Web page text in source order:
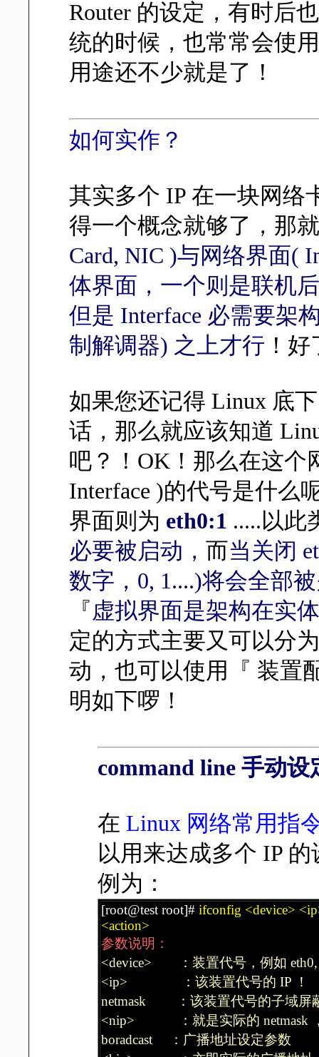
Router 的设定，有时后
统的时候，也常常会使
用途还不少就是了！
如何实作？
其实多个 IP 在一块网络
得一个概念就够了，那
Card, NIC )与网络界面(
体界面，一个则是联机
但是 Interface 必需要架
制解调器) 之上才行 ！
如果您还记得 Linux 底
话，那么就应该知道
吧？！OK！那么在这个
Interface )的代号是什么
界面则为 eth0:1 .....以此
必要被启动， 而当关闭
数字，0, 1....)将会全部
『虚拟界面是架构在实
定的方式主要又可以分
动，也可以使用『 装置
明如下啰！
command line 手动设
在 Linux 网络常用指
以用来达成多个 IP
例为：
[root@test root]# ifconfig <device>
<action>
参数说明：
<device> ：装置代号，例如 eth0,
<ip> ：该装置代号的 IP ！
netmask ：该装置代号的子域屏
<nip> ：就是实际的 netmask ，
boradcast ：广播地址设定参数